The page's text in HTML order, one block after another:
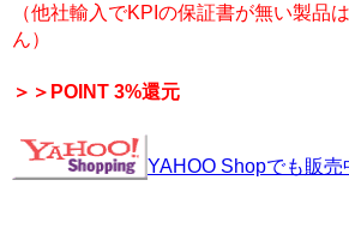
（他社輸入でKPIの保証書が無い製品
ん）
＞＞POINT 3%還元
YAHOO Shopでも販売